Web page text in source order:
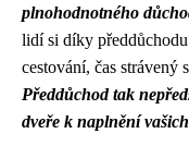
plnohodnotného
lidí si díky
cestování, čas strávený
Předdůchod tak
dveře k naplnění